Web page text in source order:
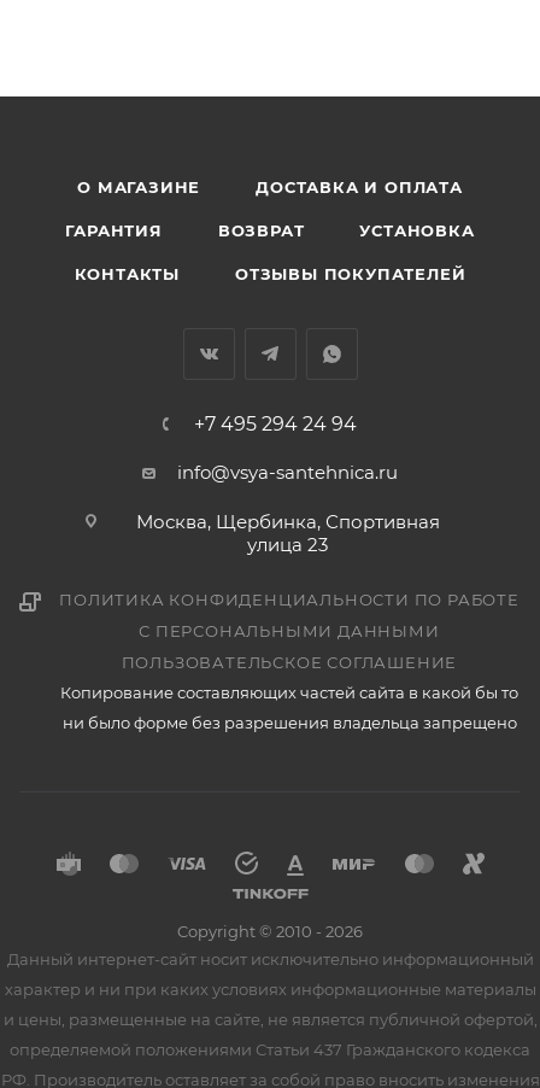
О МАГАЗИНЕ ДОСТАВКА И ОПЛАТА
ГАРАНТИЯ ВОЗВРАТ УСТАНОВКА
КОНТАКТЫ ОТЗЫВЫ ПОКУПАТЕЛЕЙ
+7 495 294 24 94
info@vsya-santehnica.ru
Москва, Щербинка, Спортивная
улица 23
ПОЛИТИКА КОНФИДЕНЦИАЛЬНОСТИ ПО РАБОТЕ
С ПЕРСОНАЛЬНЫМИ ДАННЫМИ
ПОЛЬЗОВАТЕЛЬСКОЕ СОГЛАШЕНИЕ
Копирование составляющих частей сайта в какой бы то
ни было форме без разрешения владельца запрещено
Copyright © 2010 - 2026
Данный интернет-сайт носит исключительно информационный
характер и ни при каких условиях информационные материалы
и цены, размещенные на сайте, не является публичной офертой,
определяемой положениями Статьи 437 Гражданского кодекса
РФ. Производитель оставляет за собой право вносить изменения